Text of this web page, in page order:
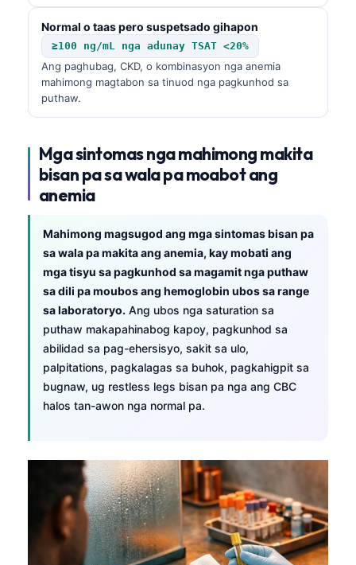
Normal o taas pero suspetsado gihapon
≥100 ng/mL nga adunay TSAT <20%
Ang paghubag, CKD, o kombinasyon nga anemia
mahimong magtabon sa tinuod nga pagkunhod sa
puthaw.
Mga sintomas nga mahimong makita
bisan pa sa wala pa moabot ang
anemia
Mahimong magsugod ang mga sintomas bisan pa
sa wala pa makita ang anemia, kay mobati ang
mga tisyu sa pagkunhod sa magamit nga puthaw
sa dili pa moubos ang hemoglobin ubos sa range
sa laboratoryo. Ang ubos nga saturation sa
puthaw makapahinabog kapoy, pagkunhod sa
abilidad sa pag-ehersisyo, sakit sa ulo,
palpitations, pagkalagas sa buhok, pagkahigpit sa
bugnaw, ug restless legs bisan pa nga ang CBC
halos tan-awon nga normal pa.